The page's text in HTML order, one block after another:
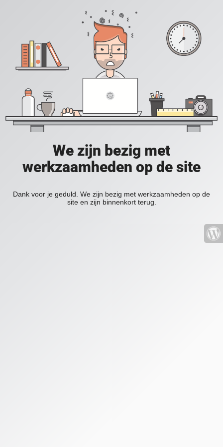
We zijn bezig met
werkzaamheden op de site
Dank voor je geduld. We zijn bezig met werkzaamheden op de
site en zijn binnenkort terug.